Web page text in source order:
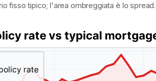
fisso tipico; l'area ombreggiata è lo spread.